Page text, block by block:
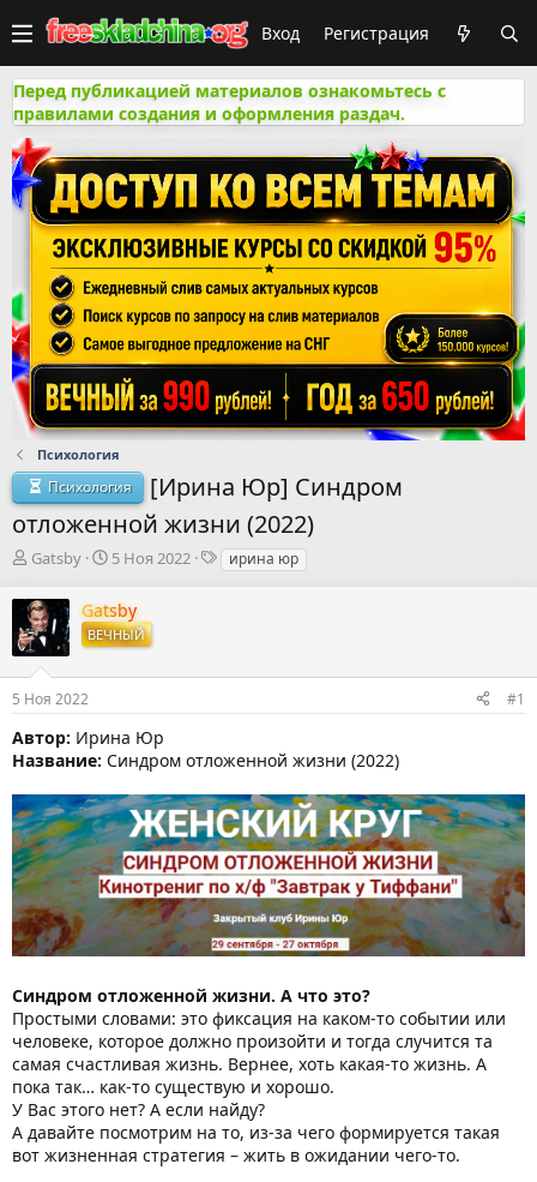
Вход Регистрация
Перед публикацией материалов ознакомьтесь с
правилами создания и оформления раздач.
Психология
Психология
[Ирина Юр] Синдром
отложенной жизни (2022)
А
т
о
р
м
ы
Gatsby
Д
т
а
н
а
л
а
5 Ноя 2022
Тирина юр
Gatsby
ВЕЧНЫЙ
5 Ноя 2022 #1
Автор: Ирина Юр
Название: Синдром отложенной жизни (2022)
Синдром отложенной жизни. А что это?
Простыми словами: это фиксация на каком-то событии или
человеке, которое должно произойти и тогда случится та
самая счастливая жизнь. Вернее, хоть какая-то жизнь. А
пока так… как-то существую и хорошо.
У Вас этого нет? А если найду?
А давайте посмотрим на то, из-за чего формируется такая
вот жизненная стратегия – жить в ожидании чего-то.